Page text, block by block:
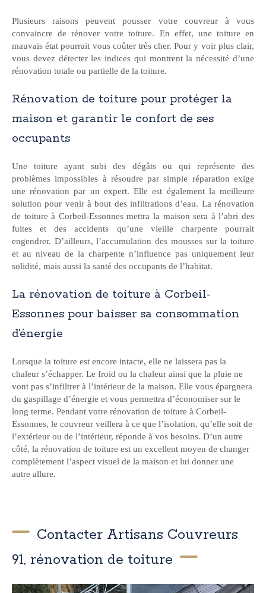
Plusieurs raisons peuvent pousser votre couvreur à vous
convaincre de rénover votre toiture. En effet, une toiture en
mauvais état pourrait vous coûter très cher. Pour y voir plus clair,
vous devez détecter les indices qui montrent la nécessité d’une
rénovation totale ou partielle de la toiture.
Rénovation de toiture pour protéger la
maison et garantir le confort de ses
occupants
Une toiture ayant subi des dégâts ou qui représente des
problèmes impossibles à résoudre par simple réparation exige
une rénovation par un expert. Elle est également la meilleure
solution pour venir à bout des infiltrations d’eau. La rénovation
de toiture à Corbeil-Essonnes mettra la maison sera à l’abri des
fuites et des accidents qu’une vieille charpente pourrait
engendrer. D’ailleurs, l’accumulation des mousses sur la toiture
et au niveau de la charpente n’influence pas uniquement leur
solidité, mais aussi la santé des occupants de l’habitat.
La rénovation de toiture à Corbeil-
Essonnes pour baisser sa consommation
d’énergie
Lorsque la toiture est encore intacte, elle ne laissera pas la
chaleur s’échapper. Le froid ou la chaleur ainsi que la pluie ne
vont pas s’infiltrer à l’intérieur de la maison. Elle vous épargnera
du gaspillage d’énergie et vous permettra d’économiser sur le
long terme. Pendant votre rénovation de toiture à Corbeil-
Essonnes, le couvreur veillera à ce que l’isolation, qu’elle soit de
l’extérieur ou de l’intérieur, réponde à vos besoins. D’un autre
côté, la rénovation de toiture est un excellent moyen de changer
complètement l’aspect visuel de la maison et lui donner une
autre allure.
Contacter Artisans Couvreurs
91, rénovation de toiture